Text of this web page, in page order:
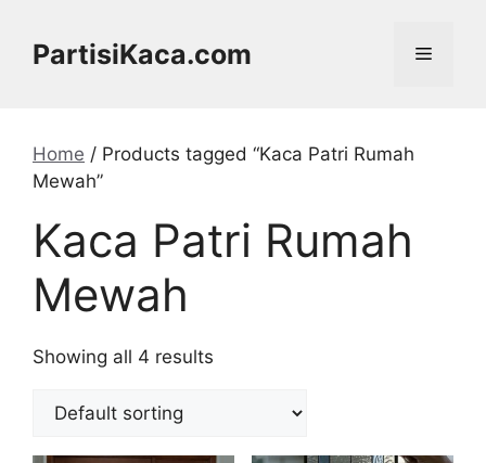
contentPartisiKaca.com Menu
Home / Products tagged “Kaca Patri Rumah
Mewah”
Kaca Patri Rumah
Mewah
Showing all 4 results